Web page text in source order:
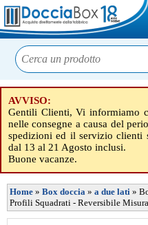
AVVISO:
Gentili Clienti, Vi informiamo
nelle consegne a causa del
spedizioni ed il servizio clienti
dal 13 al 21 Agosto inclusi.
Buone vacanze.
Home » Box doccia » a due lati »
Profili Squadrati - Reversibile